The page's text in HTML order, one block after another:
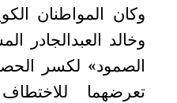
وكان المواطنان
وخالد العبدالجادر
الصمود» لكسر
تعرضهما